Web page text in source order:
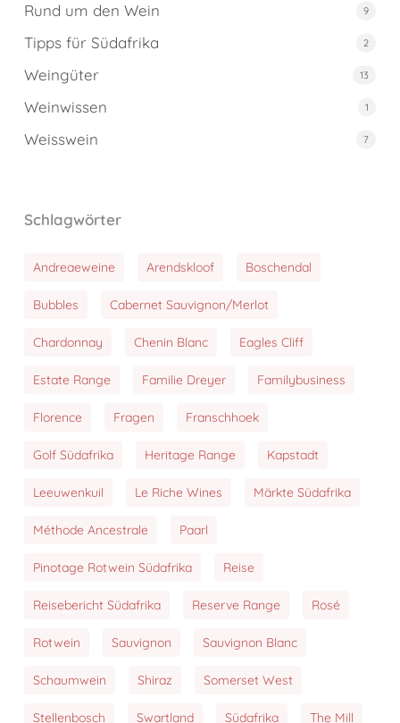
Rund um den Wein 9
Tipps für Südafrika 2
Weingüter 13
Weinwissen 1
Weisswein 7
Schlagwörter
Andreaeweine Arendskloof Boschendal
Bubbles Cabernet Sauvignon/Merlot
Chardonnay Chenin Blanc Eagles Cliff
Estate Range Familie Dreyer Familybusiness
Florence Fragen Franschhoek
Golf Südafrika Heritage Range Kapstadt
Leeuwenkuil Le Riche Wines Märkte Südafrika
Méthode Ancestrale Paarl
Pinotage Rotwein Südafrika Reise
Reisebericht Südafrika Reserve Range Rosé
Rotwein Sauvignon Sauvignon Blanc
Schaumwein Shiraz Somerset West
Stellenbosch Swartland Südafrika The Mill